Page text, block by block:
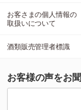
お客さまの個人情報の
取扱いについて
酒類販売管理者標識
お客様の声をお